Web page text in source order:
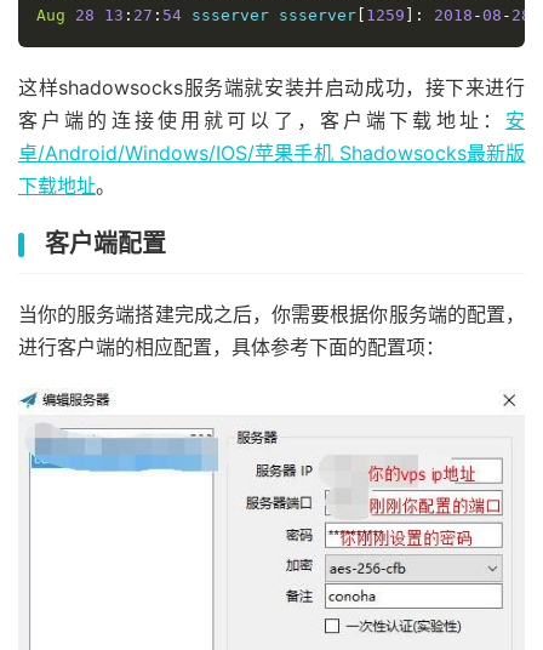
Aug
28 13 : 27 : 54 ssserver ssserver [ 1259 ]: 2018 -08 - 28
这样shadowsocks服务端就安装并启动成功，接下来进行
客户端的连接使用就可以了，客户端下载地址： 安
卓/Android/Windows/IOS/苹果手机 Shadowsocks最新版
下载地址。
客户端配置
当你的服务端搭建完成之后，你需要根据你服务端的配置，
进行客户端的相应配置，具体参考下面的配置项：